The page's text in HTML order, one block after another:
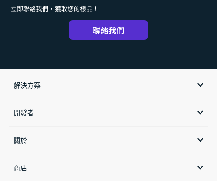
立即聯絡我們，獲取您的樣品！
聯絡我們
解決方案
開發者
關於
商店​